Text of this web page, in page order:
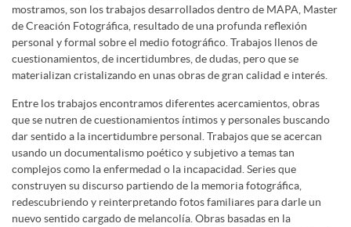
mostramos, son los trabajos desarrollados dentro de MAPA, Master
de Creación Fotográfica, resultado de una profunda reflexión
personal y formal sobre el medio fotográfico. Trabajos llenos de
cuestionamientos, de incertidumbres, de dudas, pero que se
materializan cristalizando en unas obras de gran calidad e interés.
Entre los trabajos encontramos diferentes acercamientos, obras
que se nutren de cuestionamientos íntimos y personales buscando
dar sentido a la incertidumbre personal. Trabajos que se acercan
usando un documentalismo poético y subjetivo a temas tan
complejos como la enfermedad o la incapacidad. Series que
construyen su discurso partiendo de la memoria fotográfica,
redescubriendo y reinterpretando fotos familiares para darle un
nuevo sentido cargado de melancolía. Obras basadas en la